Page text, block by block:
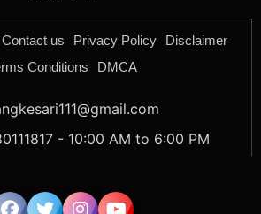
Contact us Privacy Policy
Disclaimer
Conditions
DMCA
- 10:00 AM to 6:00 PM